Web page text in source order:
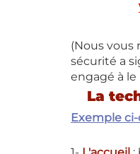
(Nous vous
sécurité a
engagé à le
La
Exemple